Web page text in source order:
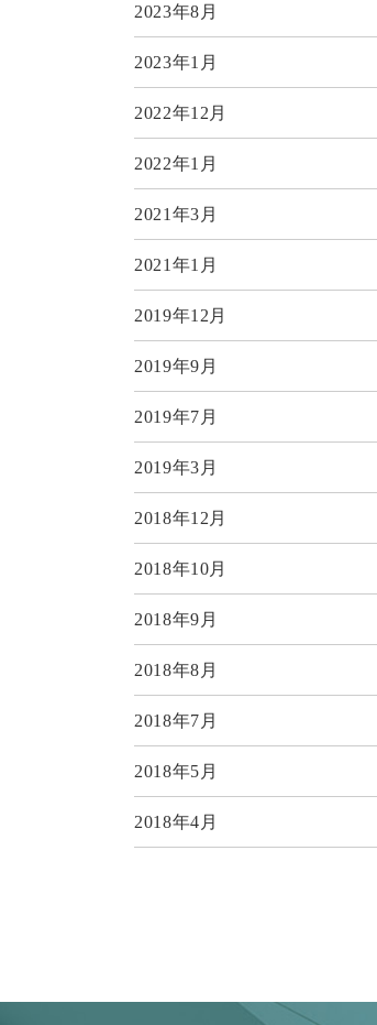
2023年8月
2023年1月
2022年12月
2022年1月
2021年3月
2021年1月
2019年12月
2019年9月
2019年7月
2019年3月
2018年12月
2018年10月
2018年9月
2018年8月
2018年7月
2018年5月
2018年4月